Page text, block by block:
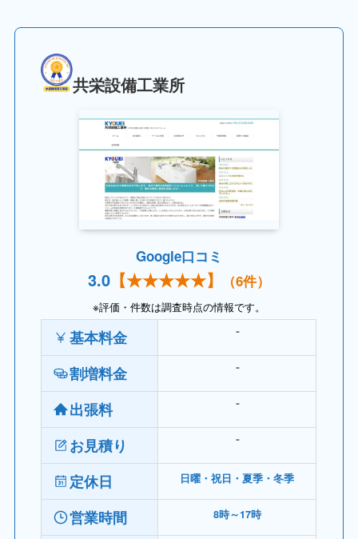
共栄設備工業所
Google口コミ
3.0 【★★★★★】 （6件）
※評価・件数は調査時点の情報です。
基本料金 ⁻
割増料金 ⁻
出張料 ⁻
お見積り ⁻
定休日 日曜・祝日・夏季・冬季
営業時間 8時～17時